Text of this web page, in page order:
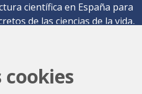
científica en España para
de las ciencias de la vida,
26 08290 Cerdanyola del Vallès,
cookies